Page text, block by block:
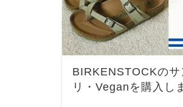
BIRKENSTOCKの
リ・Veganを購入し